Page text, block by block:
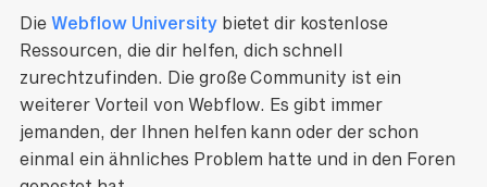
Die Webflow Universitybietet dir kostenlose
Ressourcen, die dir helfen, dich schnell
zurechtzufinden. Die große Community ist ein
weiterer Vorteil von Webflow. Es gibt immer
jemanden, der Ihnen helfen kann oder der schon
einmal ein ähnliches Problem hatte und in den Foren